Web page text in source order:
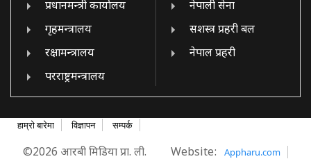
प्रधानमन्त्री कार्यालय
गृहमन्त्रालय
रक्षामन्त्रालय
परराष्ट्रमन्त्रालय
नेपाली सेना
सशस्त्र प्रहरी बल
नेपाल प्रहरी
हाम्रो बारेमा विज्ञापन सम्पर्क
©2026 आरबी मिडिया प्रा. ली. Website: Appharu.com